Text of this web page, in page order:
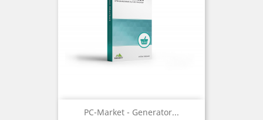
PC-Market - Generator...